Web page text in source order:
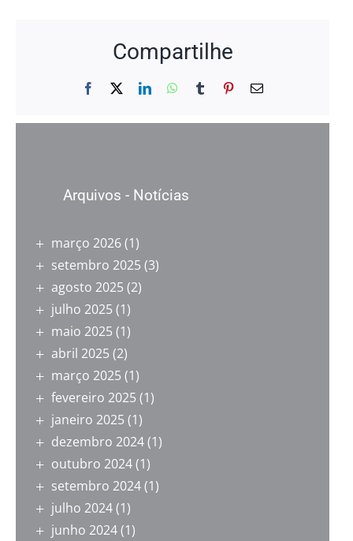
Compartilhe
Facebook LinkedInWhatsApp
Tumblr Pinterest
E-
Arquivos - Notícias
março 2026(1)
setembro 2025 (3)
agosto 2025 (2)
julho 2025 (1)
maio 2025 (1)
abril 2025 (2)
março 2025 (1)
fevereiro 2025 (1)
janeiro 2025 (1)
dezembro 2024(1)
outubro 2024(1)
setembro 2024(1)
julho 2024(1)
junho 2024(1)